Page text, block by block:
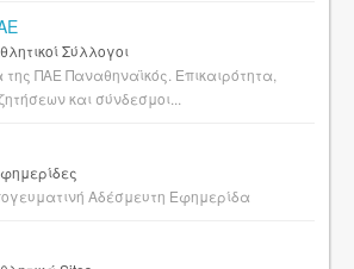
Σύλλογοι
της ΠΑΕ Παναθηναϊκός. Επικαιρότητα,
και σύνδεσμοι...
Αδέσμευτη Εφημερίδα